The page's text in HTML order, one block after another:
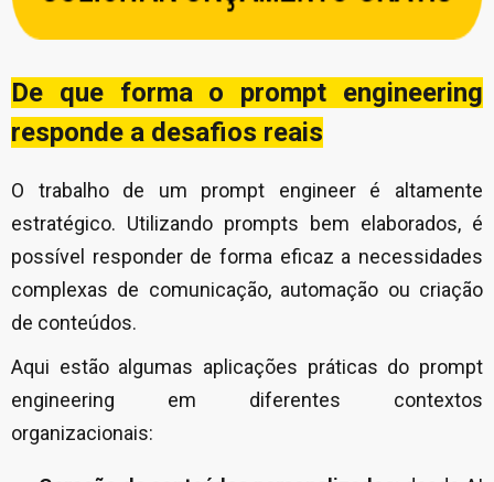
De que forma o prompt engineering
responde a desafios reais
O trabalho de um prompt engineer é altamente
estratégico. Utilizando prompts bem elaborados, é
possível responder de forma eficaz a necessidades
complexas de comunicação, automação ou criação
de conteúdos.
Aqui estão algumas aplicações práticas do prompt
engineering em diferentes contextos
organizacionais: